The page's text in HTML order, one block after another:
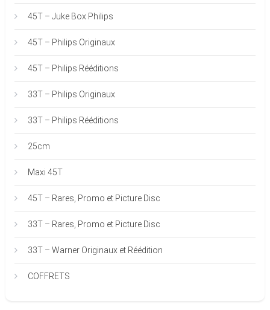
45T – Juke Box Philips
45T – Philips Originaux
45T – Philips Rééditions
33T – Philips Originaux
33T – Philips Rééditions
25cm
Maxi 45T
45T – Rares, Promo et Picture Disc
33T – Rares, Promo et Picture Disc
33T – Warner Originaux et Réédition
COFFRETS